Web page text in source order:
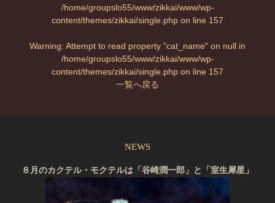
/home/groupslo55/www/zikkai/www/wp-
content/themes/zikkai/single.php on line 157
Warning: Attempt to read property "cat_name" on null in
/home/groupslo55/www/zikkai/www/wp-
content/themes/zikkai/single.php on line 157
一覧へ戻る
NEWS
８月のカクテル・モクテルは「谷崎潤一郎」と「室生犀星」